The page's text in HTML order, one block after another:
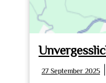
27 September 2025